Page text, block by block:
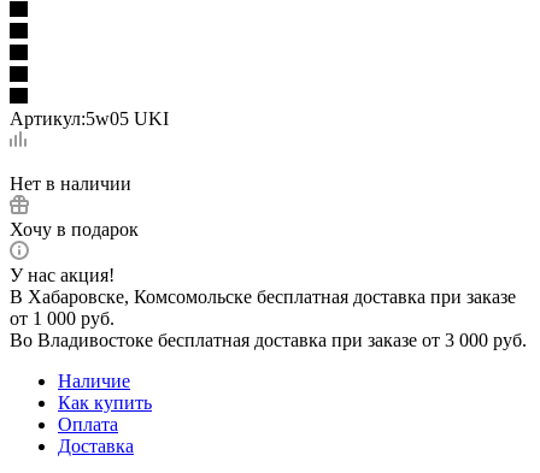
Артикул:5w05 UKI
Нет в наличии
Хочу в подарок
У нас акция!
В Хабаровске, Комсомольске бесплатная доставка при заказе
от 1 000 руб.
Во Владивостоке бесплатная доставка при заказе от 3 000 руб.
Наличие
Как купить
Оплата
Доставка